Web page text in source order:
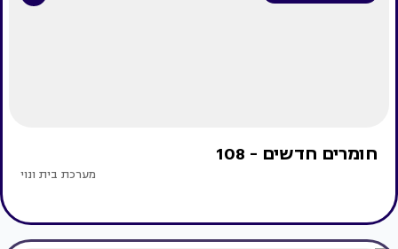
חומרים חדשים - 108
מערכת בית ונוי